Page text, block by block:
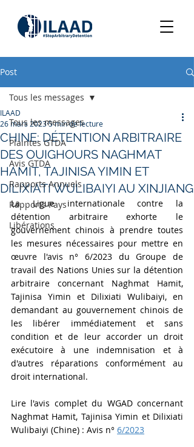
Post
Tous les messages
Plaintes GTDA
Avis GTDA
Rapports Annuels
Rapports Pays
Libérations
Tous les messages
CHINE: DÉTENTION ARBITRAIRE
DES OUIGHOURS NAGHMAT
HAMIT, TAJINISA YIMIN ET
DILIXIATI WULIBAIYI AU XINJIANG
ILAAD
26 mars 20235 min de lecture
La Ligue internationale contre la
détention arbitraire exhorte le
gouvernement chinois à prendre toutes
les mesures nécessaires pour mettre en
œuvre l'avis n° 6/2023 du Groupe de
travail des Nations Unies sur la détention
arbitraire concernant Naghmat Hamit,
Tajinisa Yimin et Dilixiati Wulibaiyi, en
demandant au gouvernement chinois de
les libérer immédiatement et sans
condition et de leur accorder un droit
exécutoire à une indemnisation et à
d'autres réparations conformément au
droit international.
Lire l'avis complet du WGAD concernant
Naghmat Hamit, Tajinisa Yimin et Dilixiati
Wulibaiyi (Chine) : Avis n° 6/2023